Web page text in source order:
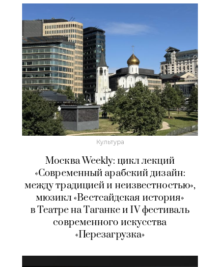
Культура
Москва Weekly: цикл лекций
«Современный арабский дизайн:
между традицией и неизвестностью»,
мюзикл «Вестсайдская история»
в Театре на Таганке и IV фестиваль
современного искусства
«Перезагрузка»